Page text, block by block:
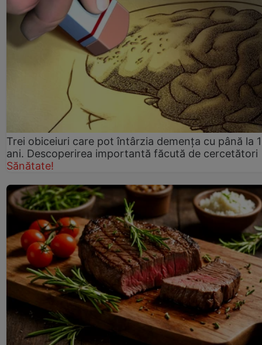
Trei obiceiuri care pot întârzia demența cu până la
ani. Descoperirea importantă făcută de cercetători
Sănătate!